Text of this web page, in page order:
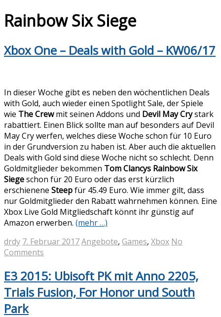
Rainbow Six Siege
Xbox One – Deals with Gold – KW06/17
In dieser Woche gibt es neben den wöchentlichen Deals
with Gold, auch wieder einen Spotlight Sale, der Spiele
wie The Crewmit seinen Addons und Devil May Crystark
rabattiert. Einen Blick sollte man auf besonders auf Devil
May Cry werfen, welches diese Woche schon für 10 Euro
in der Grundversion zu haben ist. Aber auch die aktuellen
Deals with Gold sind diese Woche nicht so schlecht. Denn
Goldmitglieder bekommen Tom Clancys Rainbow Six
Siegeschon für 20 Euro oder das erst kürzlich
erschienene Steepfür 45.49 Euro. Wie immer gilt, dass
nur Goldmitglieder den Rabatt wahrnehmen können. Eine
Xbox Live Gold Mitgliedschaft könnt ihr günstig auf
Amazon erwerben. (mehr …)
drdy 7. Februar 2017Angebote, Games, Xbox No
Comments
E3 2015: Ubisoft PK mit Anno 2205,
Trials Fusion, For Honor und South
Park